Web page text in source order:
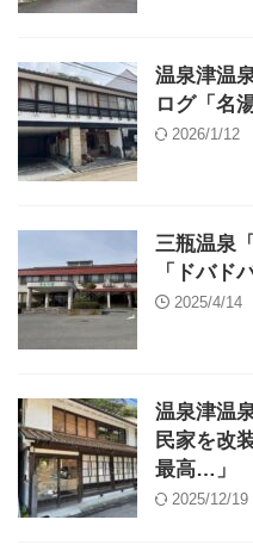
温泉津温
ログ「名
2026/1/12
三瓶温泉
「ドバド
2025/4/14
温泉津温
民家を改
最高…」
2025/12/19